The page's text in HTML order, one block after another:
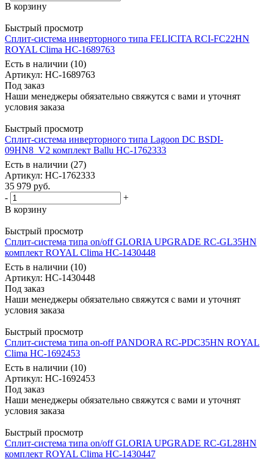
В корзину
Быстрый просмотр
Сплит-система инверторного типа FELICITA RCI-FC22HN
ROYAL Clima НС-1689763
Есть в наличии (10)
Артикул: НС-1689763
Под заказ
Наши менеджеры обязательно свяжутся с вами и уточнят
условия заказа
Быстрый просмотр
Сплит-система инверторного типа Lagoon DC BSDI-
09HN8_V2 комплект Ballu НС-1762333
Есть в наличии (27)
Артикул: НС-1762333
35 979 руб.
-
+
В корзину
Быстрый просмотр
Сплит-система типа on/off GLORIA UPGRADE RC-GL35HN
комплект ROYAL Clima НС-1430448
Есть в наличии (10)
Артикул: НС-1430448
Под заказ
Наши менеджеры обязательно свяжутся с вами и уточнят
условия заказа
Быстрый просмотр
Сплит-система типа on-off PANDORA RC-PDC35HN ROYAL
Clima НС-1692453
Есть в наличии (10)
Артикул: НС-1692453
Под заказ
Наши менеджеры обязательно свяжутся с вами и уточнят
условия заказа
Быстрый просмотр
Сплит-система типа on/off GLORIA UPGRADE RC-GL28HN
комплект ROYAL Clima НС-1430447